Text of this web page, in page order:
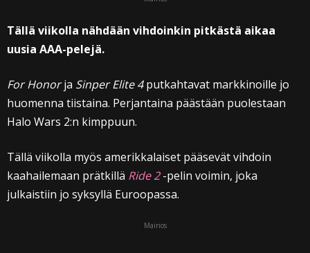
Tällä viikolla nähdään vihdoinkin pitkästä aikaa
uusia AAA-pelejä.
For Honorja Sinper Elite 4putkahtavat markkinoille jo
huomenna tiistaina. Perjantaina päästään puolestaan
Halo Wars 2:n kimppuun.
Tällä viikolla myös amerikkalaiset pääsevät vihdoin
kaahailemaan prätkillä Ride 2 -pelin voimin, joka
julkaistiin jo syksyllä Euroopassa.
Mainos